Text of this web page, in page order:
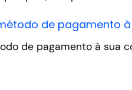
de pagamento
de pagamento à sua